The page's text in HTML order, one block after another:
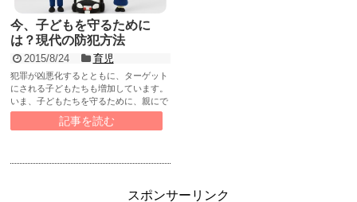
今、子どもを守るために
は？現代の防犯方法
2015/8/24 育児
犯罪が凶悪化するとともに、ターゲット
にされる子どもたちも増加しています。
いま、子どもたちを守るために、親にで
きることをまとめてみました。
記事を読む
スポンサーリンク